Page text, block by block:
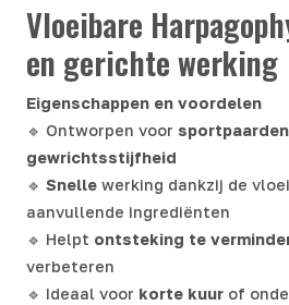
Vloeibare
en gerichte werking
Eigenschappen en voordelen
🔹 Ontworpen voor
gewrichtsstijfheid
🔹 Snelle werking dankzij de
aanvullende ingrediënten
🔹 Helpt ontsteking te
verbeteren
🔹 Ideaal voor korte kuur of